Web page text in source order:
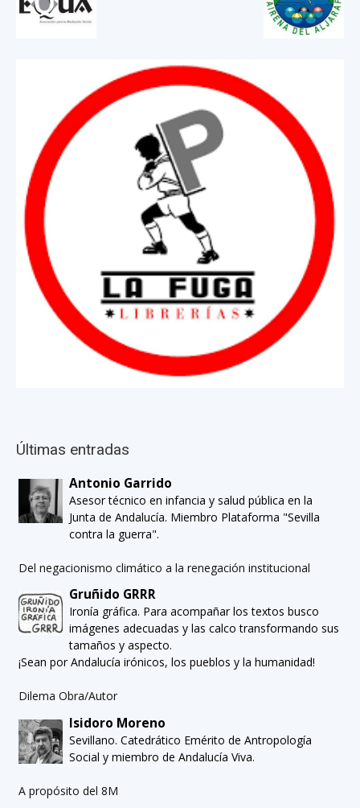
Últimas entradas
Antonio Garrido
Asesor técnico en infancia y salud pública en la
Junta de Andalucía. Miembro Plataforma "Sevilla
contra la guerra".
Del negacionismo climático a la renegación institucional
Gruñido GRRR
Ironía gráfica. Para acompañar los textos busco
imágenes adecuadas y las calco transformando sus
tamaños y aspecto.
¡Sean por Andalucía irónicos, los pueblos y la humanidad!
Dilema Obra/Autor
Isidoro Moreno
Sevillano. Catedrático Emérito de Antropología
Social y miembro de Andalucía Viva.
A propósito del 8M